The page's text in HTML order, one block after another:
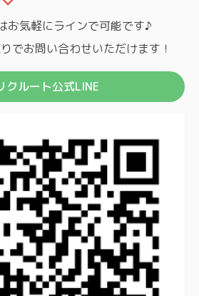
お気軽にラインで可能です♪
でお問い合わせいただけます！
クルート公式LINE